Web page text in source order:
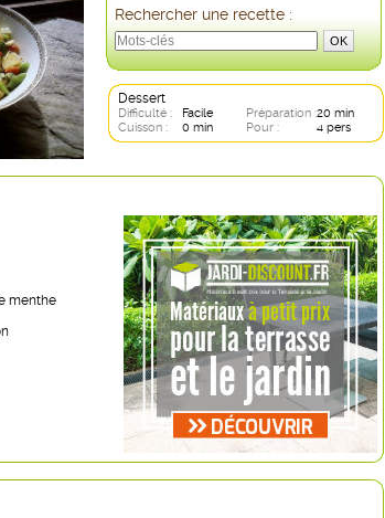
Rechercher une recette :
Dessert
Difficulté : Facile Préparation :20 min
Cuisson :
0 min Pour : 4 pers
menthe